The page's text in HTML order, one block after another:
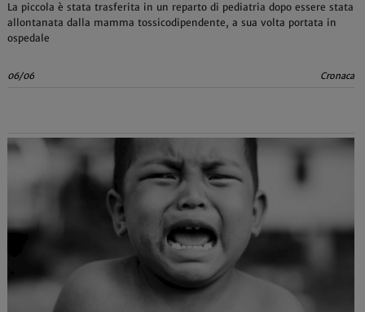
La piccola è stata trasferita in un reparto di pediatria dopo essere stata
allontanata dalla mamma tossicodipendente, a sua volta portata in
ospedale
06/06 Cronaca